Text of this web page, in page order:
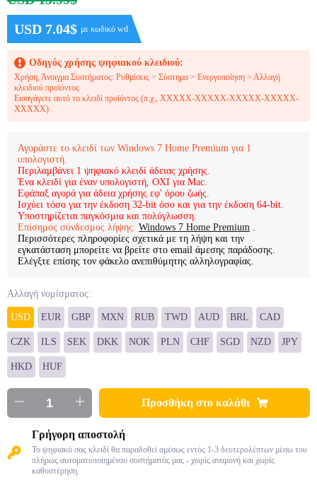
USD 7.04$ με κωδικό wd
Οδηγός χρήσης ψηφιακού κλειδιού:
Χρήση, Άνοιγμα Συστήματος: Ρυθμίσεις > Σύστημα > Ενεργοποίηση > Αλλαγή
κλειδιού προϊόντος
Εισαγάγετε αυτό το κλειδί προϊόντος (π.χ., XXXXX-XXXXX-XXXXX-XXXXX-
XXXXX)
Αγοράστε το κλειδί των Windows 7 Home Premium για 1
υπολογιστή.
Περιλαμβάνει 1 ψηφιακό κλειδί άδειας χρήσης.
Ένα κλειδί για έναν υπολογιστή, ΟΧΙ για Mac.
Εφάπαξ αγορά για άδεια χρήσης εφ' όρου ζωής.
Ισχύει τόσο για την έκδοση 32-bit όσο και για την έκδοση 64-bit.
Υποστηρίζεται παγκόσμια και πολύγλωσση.
Επίσημος σύνδεσμος λήψης: Windows 7 Home Premium .
Περισσότερες πληροφορίες σχετικά με τη λήψη και την
εγκατάσταση μπορείτε να βρείτε στο email άμεσης παράδοσης.
Ελέγξτε επίσης τον φάκελο ανεπιθύμητης αλληλογραφίας.
Αλλαγή νομίσματος:
USD EUR GBP MXN RUB TWD AUD BRL CAD
CZK ILS SEK DKK NOK PLN CHF SGD NZD JPY
HKD HUF
Προσθήκη στο καλάθι
Γρήγορη αποστολή
Το ψηφιακό σας κλειδί θα παραδοθεί αμέσως εντός 1-3 δευτερολέπτων μέσω του
πλήρως αυτοματοποιημένου συστήματός μας - χωρίς αναμονή και χωρίς
καθυστέρηση.